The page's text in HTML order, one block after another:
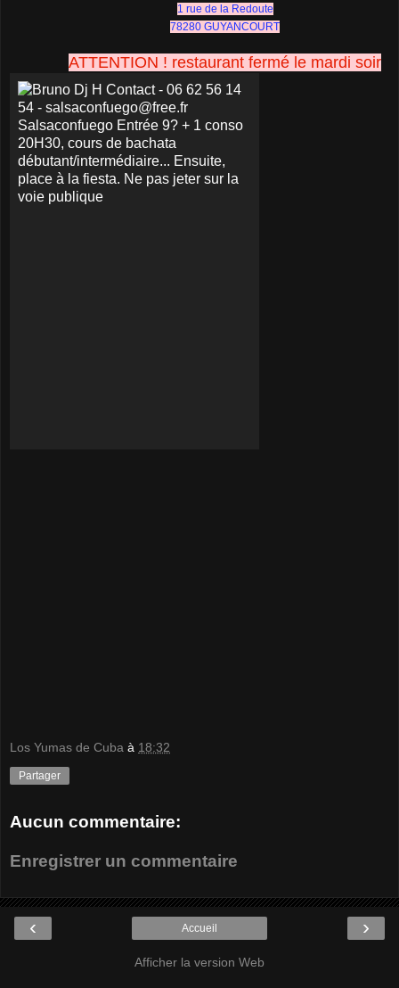
1 rue de la Redoute
78280 GUYANCOURT
ATTENTION ! restaurant fermé le mardi soir
Los Yumas de Cuba à 18:32
Partager
Aucun commentaire:
Enregistrer un commentaire
‹ ›
Accueil
Afficher la version Web